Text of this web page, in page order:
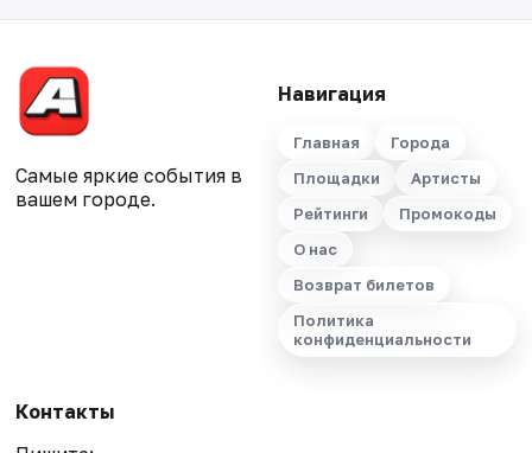
Самые яркие события в
вашем городе.
Навигация
Главная
Города
Площадки
Артисты
Рейтинги
Промокоды
О нас
Возврат билетов
Политика
конфиденциальности
Контакты